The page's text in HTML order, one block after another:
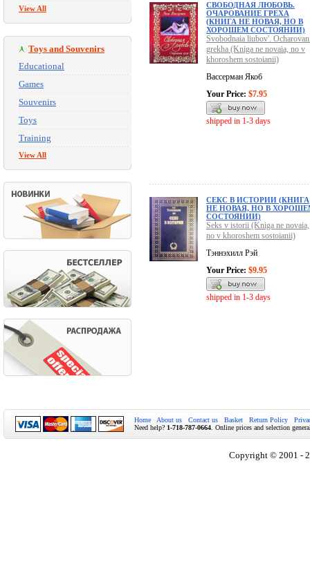
View All
Toys and Souvenirs
Educational
Games
Souvenirs
Toys
Training
View All
СВОБОДНАЯ ЛЮБОВЬ.
ОЧАРОВАНИЕ ГРЕХА
(КНИГА НЕ НОВАЯ, НО В
ХОРОШЕМ СОСТОЯНИИ)
Svobodnaia liubov'.
grekha (Kniga ne novaia, no v
khoroshem sostoianii)
Вассерман Якоб
Your Price: $7.95
shipped in 1-3 days
СЕКС В ИСТОРИИ (КНИГА
НЕ НОВАЯ, НО В
СОСТОЯНИИ)
Seks v istorii (Kniga ne novaia,
no v khoroshem sostoianii)
Тэннэхилл Рэй
Your Price: $9.95
shipped in 1-3 days
Home About us Contact us Basket Return Policy
Need help? 1-718-787-0664 . Online prices and selection
Copyright © 2001 -